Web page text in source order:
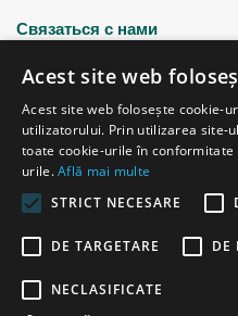
Связаться с нами
Strada Șciusev, 53
2012 Chișinău, Republica
tel: (+373 22) 213652, 227539
fax: (+373 22) 226681
Email: redactia@ijc.md
Acest site web
Acest site web folosește cookie-
utilizatorului. Prin utilizarea site-
toate cookie-urile în
urile.Află mai multe
STRICT NECESARE
DE TARGETARE DE
NECLASIFICATE